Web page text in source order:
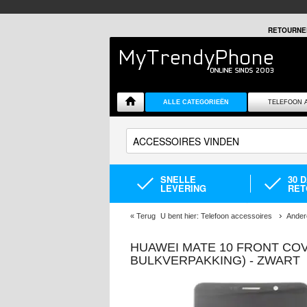
ALLE CATEGORIEËN TELEFOON
SNELLE
LEVERING
30
« Terug U bent hier: Telefoon accessoires
HUAWEI MATE 10 FRONT
BULKVERPAKKING) - ZWART